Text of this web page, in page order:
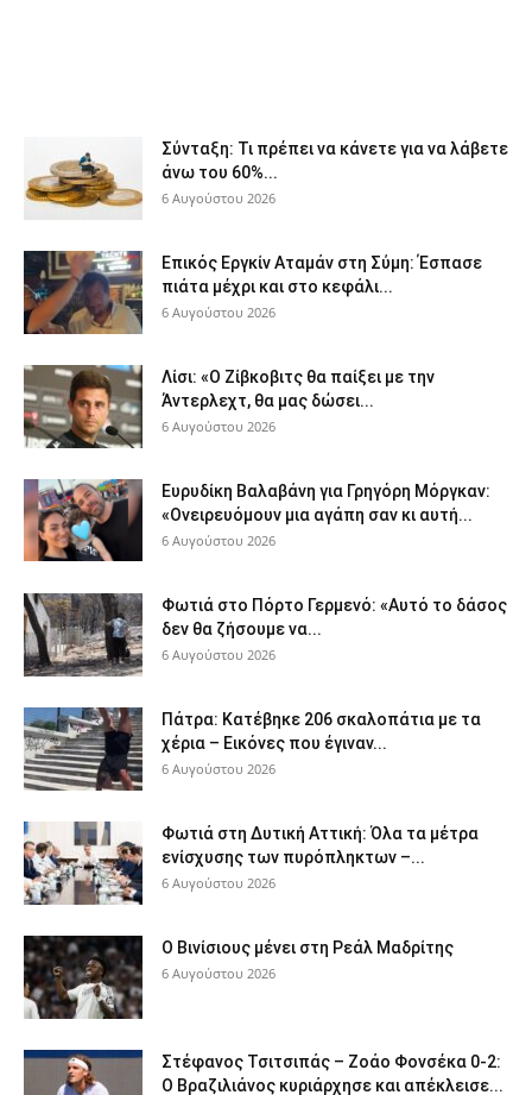
Σύνταξη: Τι πρέπει να κάνετε για να λάβετε
άνω του 60%...
6 Αυγούστου 2026
Επικός Εργκίν Αταμάν στη Σύμη: Έσπασε
πιάτα μέχρι και στο κεφάλι...
6 Αυγούστου 2026
Λίσι: «Ο Ζίβκοβιτς θα παίξει με την
Άντερλεχτ, θα μας δώσει...
6 Αυγούστου 2026
Ευρυδίκη Βαλαβάνη για Γρηγόρη Μόργκαν:
«Ονειρευόμουν μια αγάπη σαν κι αυτή...
6 Αυγούστου 2026
Φωτιά στο Πόρτο Γερμενό: «Αυτό το δάσος
δεν θα ζήσουμε να...
6 Αυγούστου 2026
Πάτρα: Κατέβηκε 206 σκαλοπάτια με τα
χέρια – Εικόνες που έγιναν...
6 Αυγούστου 2026
Φωτιά στη Δυτική Αττική: Όλα τα μέτρα
ενίσχυσης των πυρόπληκτων –...
6 Αυγούστου 2026
Ο Βινίσιους μένει στη Ρεάλ Μαδρίτης
6 Αυγούστου 2026
Στέφανος Τσιτσιπάς – Ζοάο Φονσέκα 0-2:
Ο Βραζιλιάνος κυριάρχησε και απέκλεισε...